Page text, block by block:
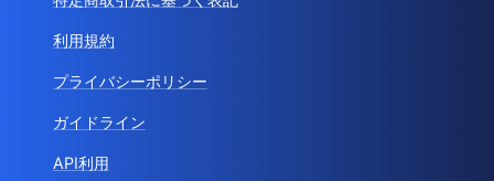
利用規約
プライバシーポリシー
ガイドライン
API利用